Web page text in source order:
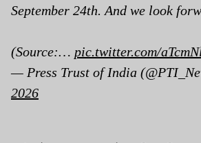
September 24th. And we look
(Source:… pic.twitter.com/
— Press Trust of India
2026